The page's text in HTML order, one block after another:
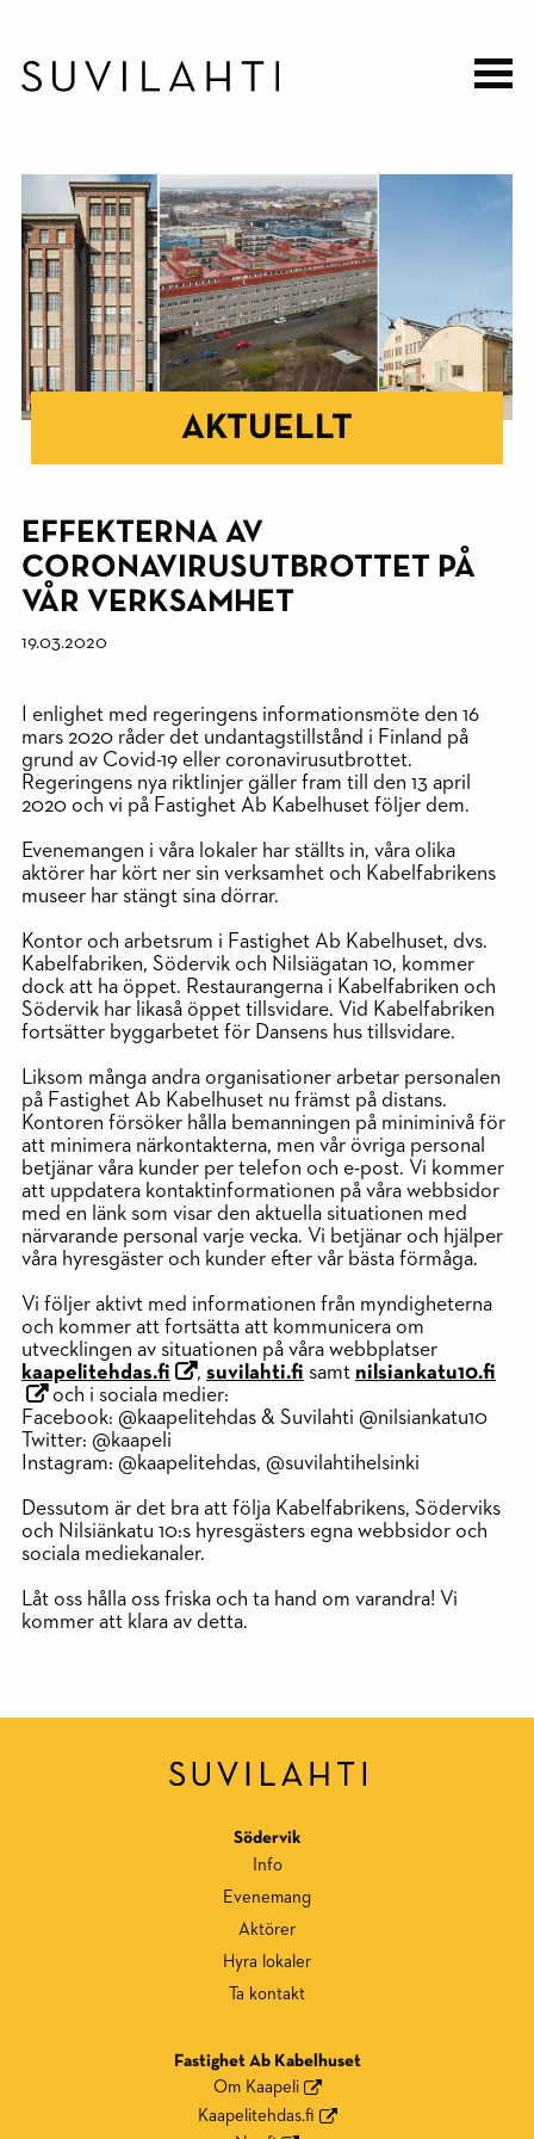
huvudinnehåll
AKTUELLT
EFFEKTERNA AV
CORONAVIRUSUTBROTTET PÅ
VÅR VERKSAMHET
19.03.2020
I enlighet med regeringens informationsmöte den 16
mars 2020 råder det undantagstillstånd i Finland på
grund av Covid-19 eller coronavirusutbrottet.
Regeringens nya riktlinjer gäller fram till den 13 april
2020 och vi på Fastighet Ab Kabelhuset följer dem.
Evenemangen i våra lokaler har ställts in, våra olika
aktörer har kört ner sin verksamhet och Kabelfabrikens
museer har stängt sina dörrar.
Kontor och arbetsrum i Fastighet Ab Kabelhuset, dvs.
Kabelfabriken, Södervik och Nilsiägatan 10, kommer
dock att ha öppet. Restaurangerna i Kabelfabriken och
Södervik har likaså öppet tillsvidare. Vid Kabelfabriken
fortsätter byggarbetet för Dansens hus tillsvidare.
Liksom många andra organisationer arbetar personalen
på Fastighet Ab Kabelhuset nu främst på distans.
Kontoren försöker hålla bemanningen på miniminivå för
att minimera närkontakterna, men vår övriga personal
betjänar våra kunder per telefon och e-post. Vi kommer
att uppdatera kontaktinformationen på våra webbsidor
med en länk som visar den aktuella situationen med
närvarande personal varje vecka. Vi betjänar och hjälper
våra hyresgäster och kunder efter vår bästa förmåga.
Vi följer aktivt med informationen från myndigheterna
och kommer att fortsätta att kommunicera om
utvecklingen av situationen på våra webbplatser
kaapelitehdas.fi
, suvilahti.fi samt nilsiankatu10.fi
och i sociala medier:
Facebook: @kaapelitehdas & Suvilahti @nilsiankatu10
Twitter: @kaapeli
Instagram: @kaapelitehdas, @suvilahtihelsinki
Dessutom är det bra att följa Kabelfabrikens, Söderviks
och Nilsiänkatu 10:s hyresgästers egna webbsidor och
sociala mediekanaler.
Låt oss hålla oss friska och ta hand om varandra! Vi
kommer att klara av detta.
Södervik
Info
Evenemang
Aktörer
Hyra lokaler
Ta kontakt
Fastighet Ab Kabelhuset
Om Kaapeli
Kaapelitehdas.fi